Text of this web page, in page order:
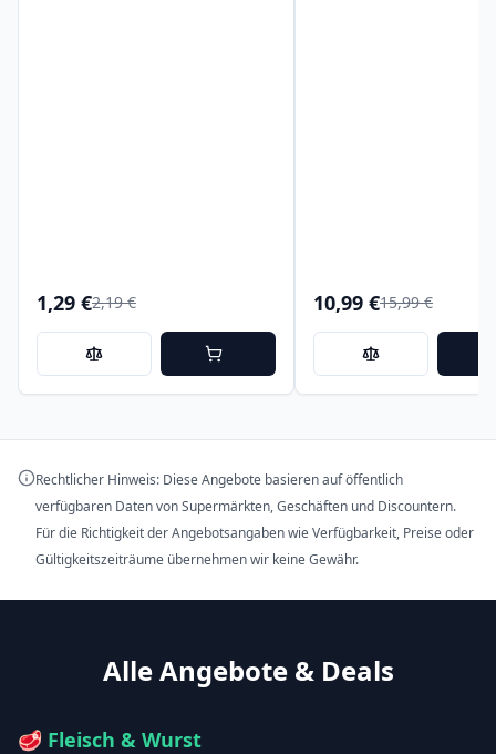
1,29 €2,19 € 10,99 €15,99 €
Rechtlicher Hinweis: Diese Angebote basieren auf öffentlich
verfügbaren Daten von Supermärkten, Geschäften und Discountern.
Für die Richtigkeit der Angebotsangaben wie Verfügbarkeit, Preise oder
Gültigkeitszeiträume übernehmen wir keine Gewähr.
Alle Angebote & Deals
🥩 Fleisch & Wurst